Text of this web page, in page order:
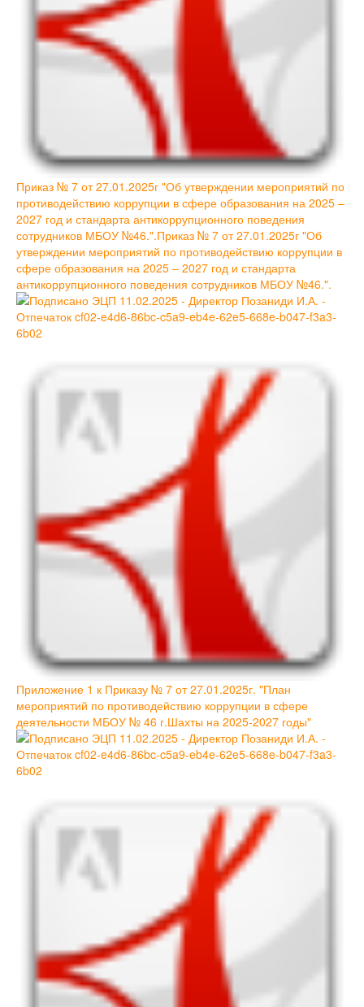
Приказ № 7 от 27.01.2025г "Об утверждении мероприятий по
противодействию коррупции в сфере образования на 2025 –
2027 год и стандарта антикоррупционного поведения
сотрудников МБОУ №46.".Приказ № 7 от 27.01.2025г "Об
утверждении мероприятий по противодействию коррупции в
сфере образования на 2025 – 2027 год и стандарта
антикоррупционного поведения сотрудников МБОУ №46.".
Приложение 1 к Приказу № 7 от 27.01.2025г. "План
мероприятий по противодействию коррупции в сфере
деятельности МБОУ № 46 г.Шахты на 2025-2027 годы"